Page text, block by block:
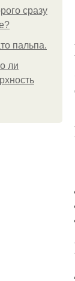
сразу
пальпа.
ли